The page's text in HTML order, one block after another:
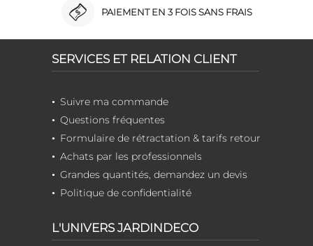
PAIEMENT EN 3 FOIS SANS FRAIS
SERVICES ET RELATION CLIENT
Suivre ma commande
Questions fréquentes
Formulaire de rétractation & tarifs retour
Achats par les professionnels
Grandes quantités, demandez un devis
Politique de confidentialité
L'UNIVERS JARDINDECO